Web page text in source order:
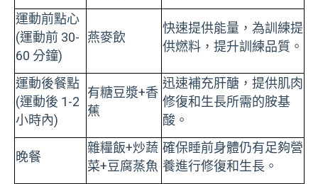
運動前點心
(運動前 30-
60 分鐘)
燕麥飲
快速提供能量，為訓練提
供燃料，提升訓練品質。
運動後餐點
(運動後 1-2
小時內)
有糖豆漿+香
蕉
迅速補充肝醣，提供肌肉
修復和生長所需的胺基
酸。
晚餐
雜糧飯+炒蔬
菜+豆腐蒸魚
確保睡前身體仍有足夠營
養進行修復和生長。